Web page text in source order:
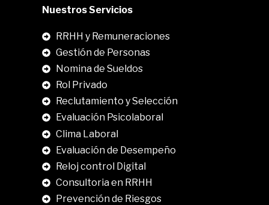
Nuestros Servicios
RRHH y Remuneraciones
Gestión de Personas
Nomina de Sueldos
Rol Privado
Reclutamiento y Selección
Evaluación Psicolaboral
Clima Laboral
Evaluación de Desempeño
Reloj control Digital
Consultoria en RRHH
Prevención de Riesgos